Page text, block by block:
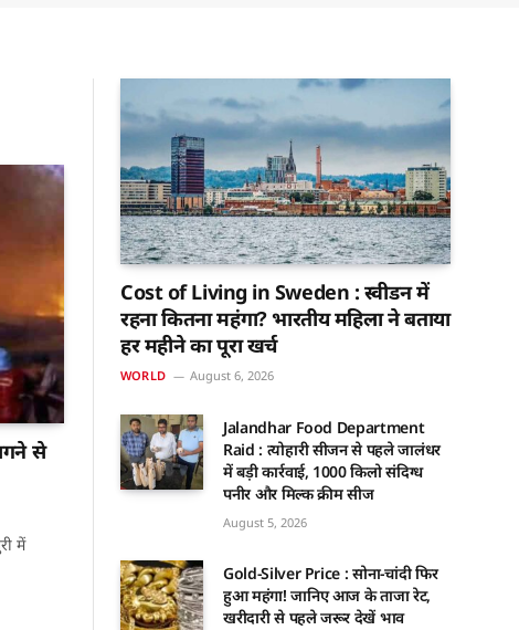
से
में
Cost of Living in Sweden : स्वीडन में
रहना कितना महंगा? भारतीय महिला ने बताया
हर महीने का पूरा खर्च
WORLD August 6, 2026
Jalandhar Food Department
Raid : त्योहारी सीजन से पहले जालंधर
में बड़ी कार्रवाई, 1000 किलो संदिग्ध
पनीर और मिल्क क्रीम सीज
August 5, 2026
Gold-Silver Price : सोना-चांदी फिर
हुआ महंगा! जानिए आज के ताजा रेट,
खरीदारी से पहले जरूर देखें भाव